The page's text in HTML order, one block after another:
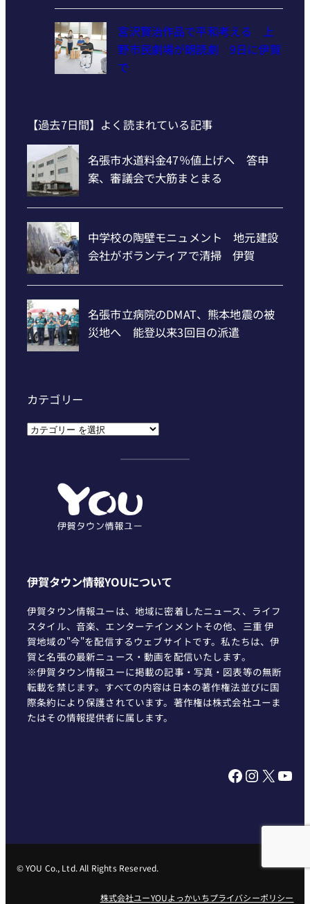
宮沢賢治作品で平和考える 上
野市民劇場が朗読劇 9日に伊賀
で
【過去7日間】よく読まれている記事
カテゴリー
カ
伊賀タウン情報YOUについて
伊賀タウン情報ユーは、地域に密着したニュース、ライフ
スタイル、音楽、エンターテインメントその他、三重 伊
賀地域の"今"を配信するウェブサイトです。私たちは、伊
賀と名張の最新ニュース・動画を配信いたします。
※伊賀タウン情報ユーに掲載の記事・写真・図表等の無断
転載を禁じます。すべての内容は日本の著作権法並びに国
際条約により保護されています。著作権は株式会社ユーま
たはその情報提供者に属します。
Facebook InstagramX YouTube
© YOU Co., Ltd. All Rights Reserved.
株式会社ユーYOUよっかいちプライバシーポリシー